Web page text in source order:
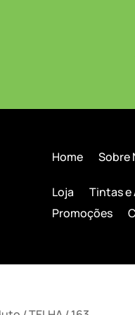
Home Sobre
Loja Tintas e
Promoções